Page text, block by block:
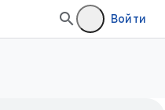
Войти